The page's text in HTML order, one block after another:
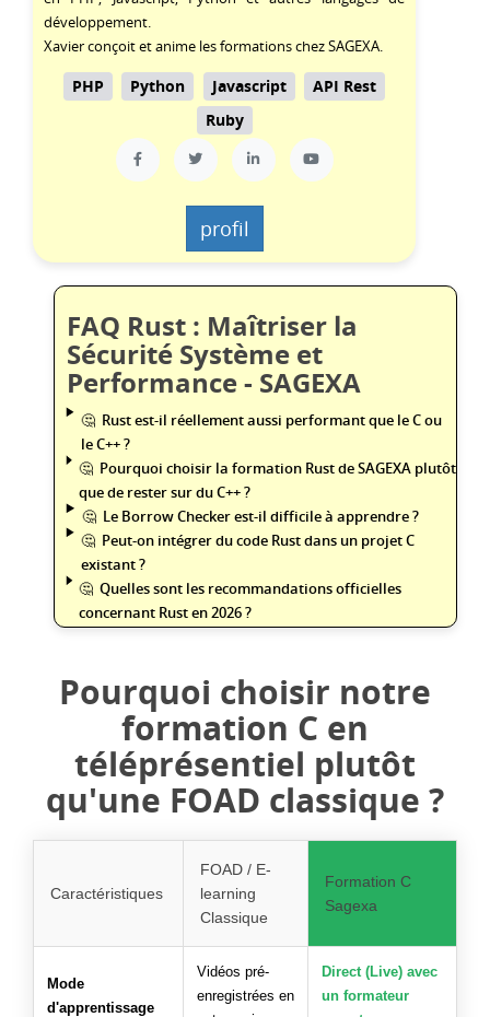
développement.
Xavier conçoit et anime les formations chez SAGEXA.
PHP Python Javascript
API Rest
Ruby
profil
FAQ Rust : Maîtriser la
Sécurité Système et
Performance - SAGEXA
Rust est-il réellement aussi performant que le C ou
le C++ ?
Pourquoi choisir la formation Rust de SAGEXA plutôt
que de rester sur du C++ ?
Le Borrow Checker est-il difficile à apprendre ?
Peut-on intégrer du code Rust dans un projet C
existant ?
Quelles sont les recommandations officielles
concernant Rust en 2026 ?
Pourquoi choisir notre
formation C en
téléprésentiel plutôt
qu'une FOAD classique ?
Caractéristiques
FOAD / E-
learning
Classique
Formation C
Sagexa
Mode
d'apprentissage
Vidéos pré-
enregistrées en
Direct (Live) avec
un formateur